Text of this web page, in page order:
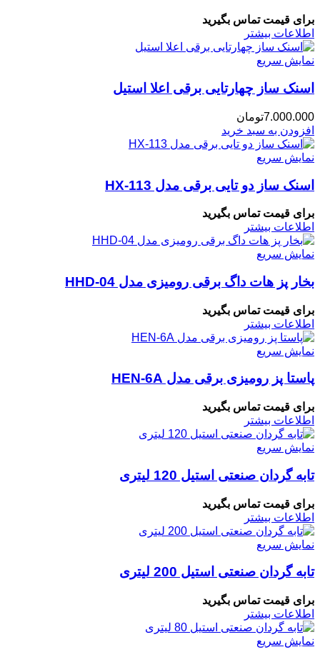
برای قیمت تماس بگیرید
اطلاعات بیشتر
نمایش سریع
اسنک ساز چهارتایی برقی اعلا استیل
7.000.000تومان
افزودن به سبد خرید
نمایش سریع
اسنک ساز دو تایی برقی مدل HX-113
برای قیمت تماس بگیرید
اطلاعات بیشتر
نمایش سریع
بخار پز هات داگ برقی رومیزی مدل HHD-04
برای قیمت تماس بگیرید
اطلاعات بیشتر
نمایش سریع
پاستا پز رومیزی برقی مدل HEN-6A
برای قیمت تماس بگیرید
اطلاعات بیشتر
نمایش سریع
تابه گردان صنعتی استیل 120 لیتری
برای قیمت تماس بگیرید
اطلاعات بیشتر
نمایش سریع
تابه گردان صنعتی استیل 200 لیتری
برای قیمت تماس بگیرید
اطلاعات بیشتر
نمایش سریع